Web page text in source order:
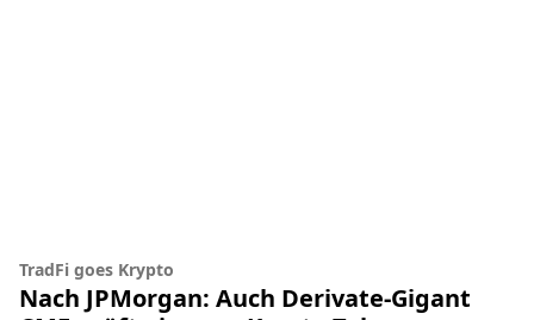
TradFi goes Krypto
Nach JPMorgan: Auch Derivate-Gigant